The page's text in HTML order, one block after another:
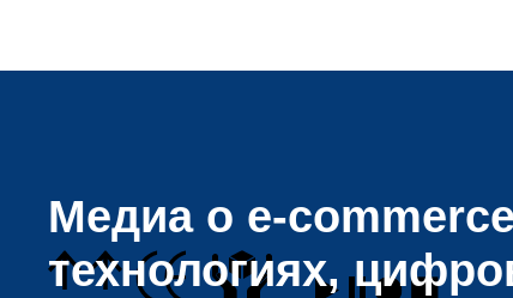
Медиа о e-
технологиях,